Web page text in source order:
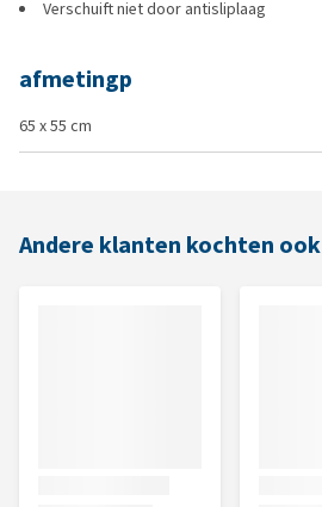
Verschuift niet door antisliplaag
afmetingp
65 x 55 cm
Andere klanten kochten ook